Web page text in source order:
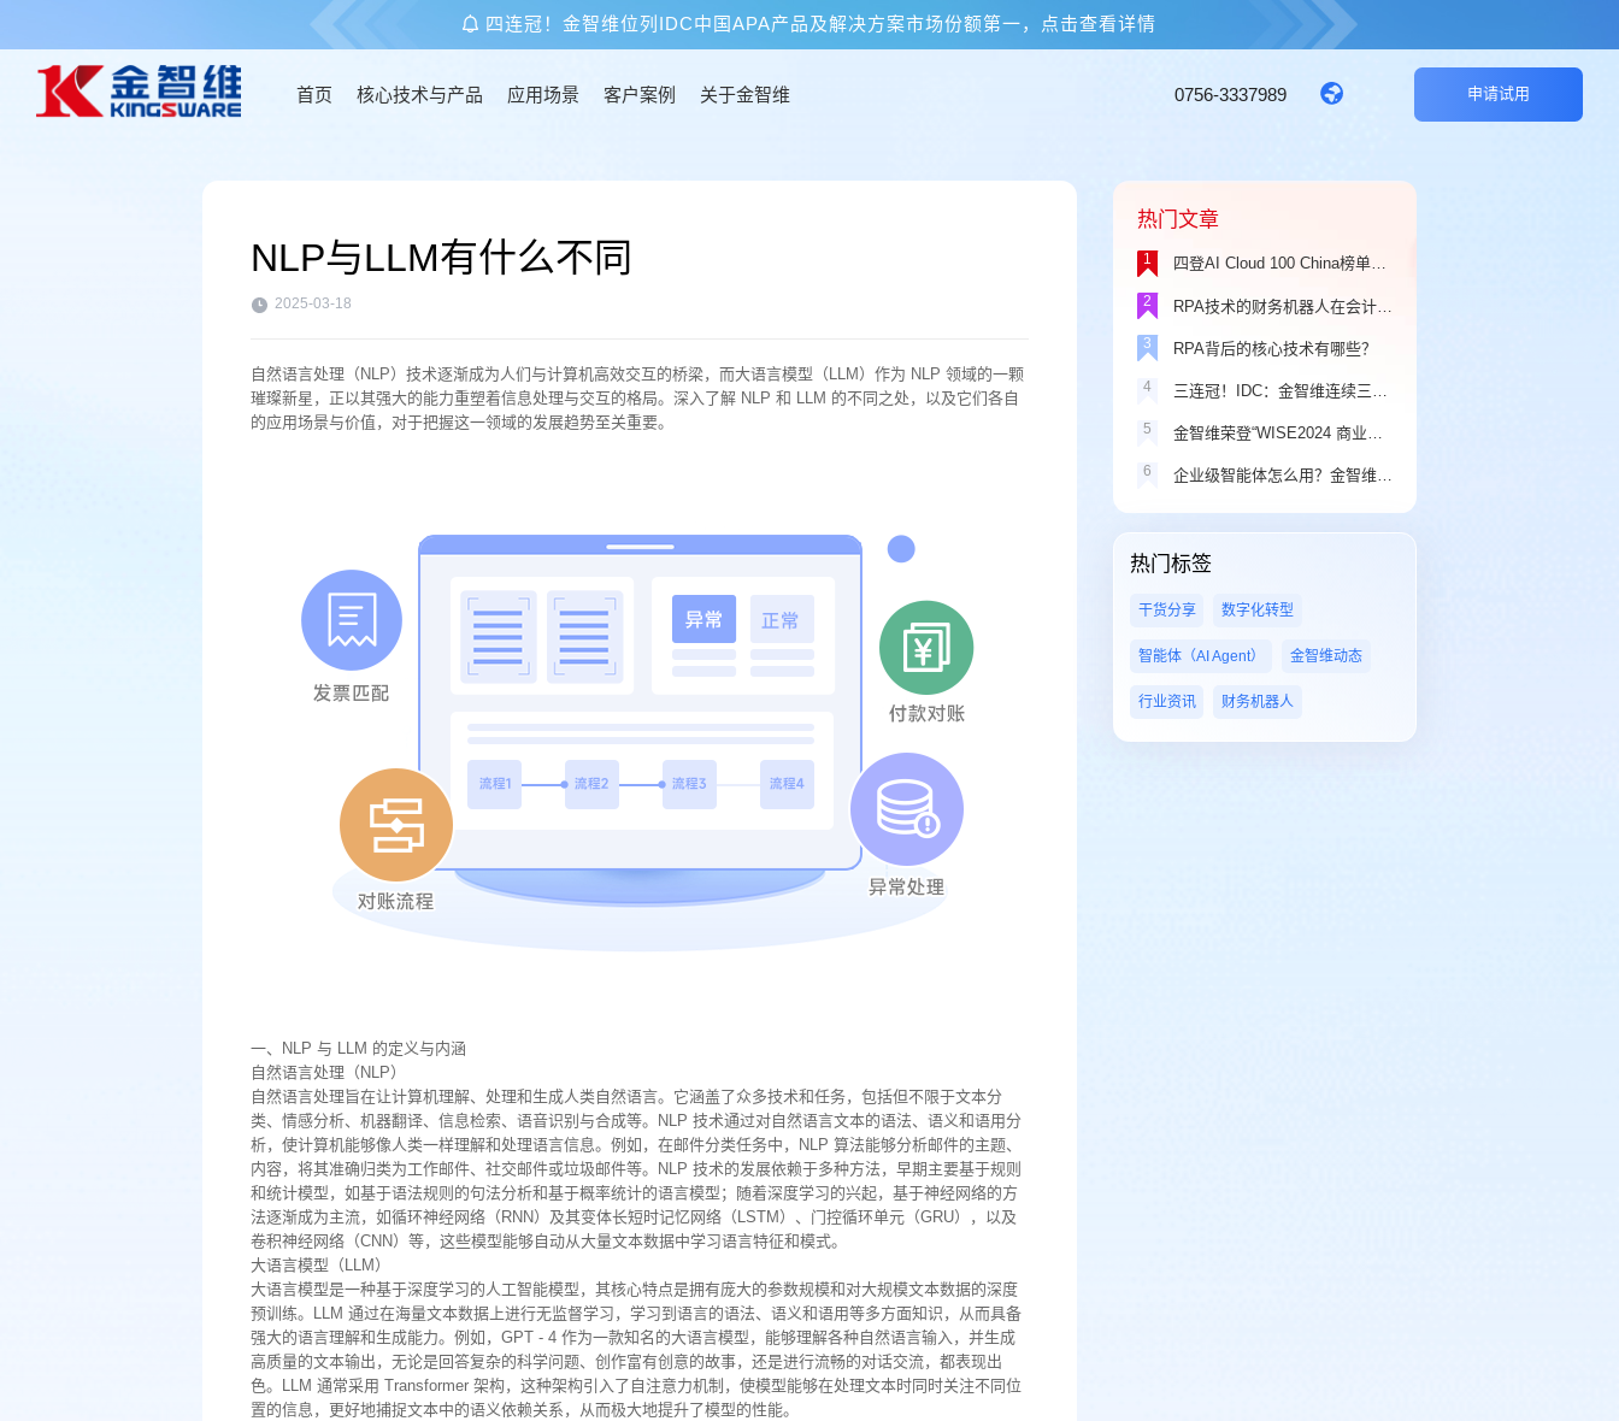
四连冠！金智维位列IDC中国APA产品及解决方案市场份额第一，点击查看详情
首页 核心技术与产品 应用场景 客户案例 关于金智维 0756-3337989 申请试用
NLP与LLM有什么不同
2025-03-18
自然语言处理（NLP）技术逐渐成为人们与计算机高效交互的桥梁，而大语言模型（LLM）作为 NLP 领域的一颗
璀璨新星，正以其强大的能力重塑着信息处理与交互的格局。深入了解 NLP 和 LLM 的不同之处，以及它们各自
的应用场景与价值，对于把握这一领域的发展趋势至关重要。
一、NLP 与 LLM 的定义与内涵
自然语言处理（NLP）
自然语言处理旨在让计算机理解、处理和生成人类自然语言。它涵盖了众多技术和任务，包括但不限于文本分
类、情感分析、机器翻译、信息检索、语音识别与合成等。NLP 技术通过对自然语言文本的语法、语义和语用分
析，使计算机能够像人类一样理解和处理语言信息。例如，在邮件分类任务中，NLP 算法能够分析邮件的主题、
内容，将其准确归类为工作邮件、社交邮件或垃圾邮件等。NLP 技术的发展依赖于多种方法，早期主要基于规则
和统计模型，如基于语法规则的句法分析和基于概率统计的语言模型；随着深度学习的兴起，基于神经网络的方
法逐渐成为主流，如循环神经网络（RNN）及其变体长短时记忆网络（LSTM）、门控循环单元（GRU），以及
卷积神经网络（CNN）等，这些模型能够自动从大量文本数据中学习语言特征和模式。
大语言模型（LLM）
大语言模型是一种基于深度学习的人工智能模型，其核心特点是拥有庞大的参数规模和对大规模文本数据的深度
预训练。LLM 通过在海量文本数据上进行无监督学习，学习到语言的语法、语义和语用等多方面知识，从而具备
强大的语言理解和生成能力。例如，GPT - 4 作为一款知名的大语言模型，能够理解各种自然语言输入，并生成
高质量的文本输出，无论是回答复杂的科学问题、创作富有创意的故事，还是进行流畅的对话交流，都表现出
色。LLM 通常采用 Transformer 架构，这种架构引入了自注意力机制，使模型能够在处理文本时同时关注不同位
置的信息，更好地捕捉文本中的语义依赖关系，从而极大地提升了模型的性能。
热门文章
1 四登AI Cloud 100 China榜单，金智维品牌价值持续攀升！
2 RPA技术的财务机器人在会计领域应用中存在的问题
3 RPA背后的核心技术有哪些？
4 三连冠！IDC：金智维连续三年蝉联中国RPA+AI解决方案市场份额第一
5 金智维荣登“WISE2024 商业之王年度最具商业价值企业”榜单
6 企业级智能体怎么用？金智维Ki-AgentS三大场景演示一看就懂
热门标签
干货分享 数字化转型
智能体（AI Agent） 金智维动态
行业资讯 财务机器人